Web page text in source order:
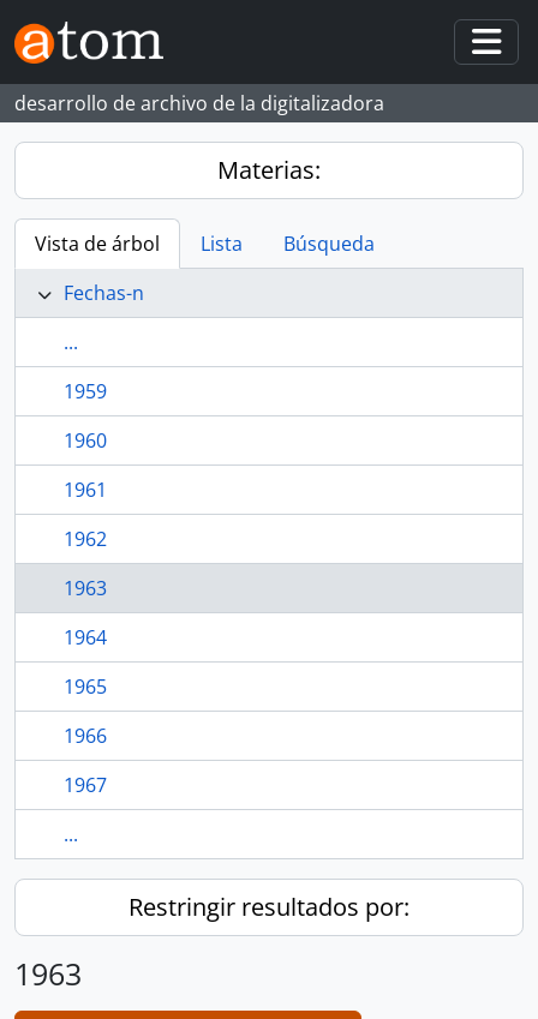
Skip to main content
desarrollo de archivo de la digitalizadora
Materias:
Vista de árbol Lista
Búsqueda
Fechas-n
...
1959
1960
1961
1962
1963
1964
1965
1966
1967
...
Restringir resultados por:
1963